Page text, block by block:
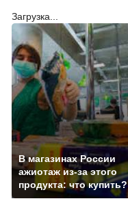
Загрузка...
В магазинах России
ажиотаж из-за этого
продукта: что купить?